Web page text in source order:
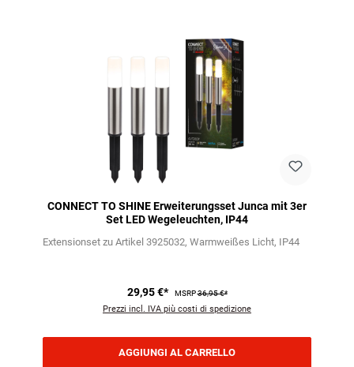
CONNECT TO SHINE Erweiterungsset Junca mit 3er
Set LED Wegeleuchten, IP44
Extensionset zu Artikel 3925032 Warmweißes Licht IP44
29,95 €* MSRP36,95 €*
Prezzi incl. IVA più costi di spedizione
AGGIUNGI AL CARRELLO